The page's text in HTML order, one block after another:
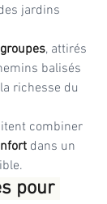
jardins
, attirés
balisés
richesse du
combiner
dans un
pour